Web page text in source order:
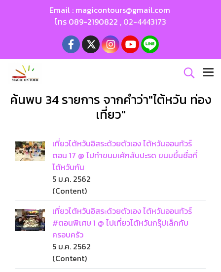
Email : magicontours@gmail.com
โทร 089-2190822 , 02-4443173
ค้นพบ 34 รายการ จากคำว่า"ไต้หวัน ท่อง
เที่ยว"
เที่ยวไต้หวันอิสระด้วยตัวเอง ไต้หวันออนทัวร์
ตอน 17 @ ไปทำขนมเค้กสับปะรด ขนมขึ้นชื่อที่
ไต้หวันกัน
5 ม.ค. 2562
(Content)
เที่ยวไต้หวันอิสระด้วยตัวเอง ไต้หวันออนทัวร์
#ตอนพิเศษ 1 @ ไปเที่ยวไต้หวันกรุ๊ปเล็กกับ
ครอบครัว
5 ม.ค. 2562
(Content)